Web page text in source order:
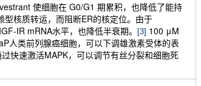
使细胞在 G0/G1 期累积，也降低了能持
核质转运，而阻断ER的核定位。由于
IR mRNA水平，也降低半衰期。 [3] 100 μM
人类前列腺癌细胞，可以下调雄激素受体的表
快速激活MAPK，可以调节有丝分裂和细胞死